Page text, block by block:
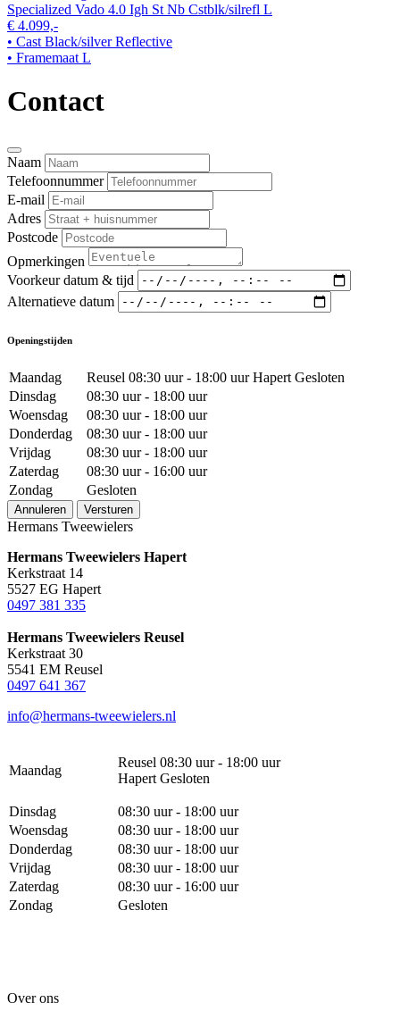
Specialized Vado 4.0 Igh St Nb Cstblk/silrefl L
€ 4.099,-
• Cast Black/silver Reflective
• Framemaat L
Contact
Naam
Telefoonnummer
E-mail
Adres
Postcode
Opmerkingen
Voorkeur datum & tijd
Alternatieve datum
Openingstijden
Maandag
Reusel 08:30 uur - 18:00 uur Hapert Gesloten
Dinsdag
08:30 uur - 18:00 uur
Woensdag
08:30 uur - 18:00 uur
Donderdag
08:30 uur - 18:00 uur
Vrijdag
08:30 uur - 18:00 uur
Zaterdag
08:30 uur - 16:00 uur
Zondag
Gesloten
Annuleren Versturen
Hermans Tweewielers
Hermans Tweewielers Hapert
Kerkstraat 14
5527 EG Hapert
0497 381 335
Hermans Tweewielers Reusel
Kerkstraat 30
5541 EM Reusel
0497 641 367
info@hermans-tweewielers.nl
Maandag
Reusel 08:30 uur - 18:00 uur
Hapert Gesloten
Dinsdag
08:30 uur - 18:00 uur
Woensdag
08:30 uur - 18:00 uur
Donderdag
08:30 uur - 18:00 uur
Vrijdag
08:30 uur - 18:00 uur
Zaterdag
08:30 uur - 16:00 uur
Zondag
Gesloten
Over ons